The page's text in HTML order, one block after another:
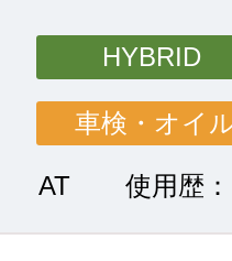
HYBRID
車検・オイ
AT 使用歴